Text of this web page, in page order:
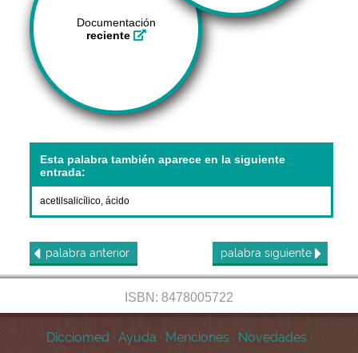
Documentación
reciente
Esta palabra también aparece en la siguiente
entrada:
acetilsalicílico, ácido
palabra anterior palabra siguiente
ISBN: 8478005722
Dicciomed · Ayuda · Menciones · Novedades ·